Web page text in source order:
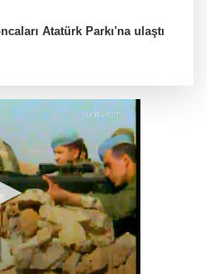
Atatürk Parkı'na ulaştı
Âşık Seyrani Kültür ve
büyüledi
kalbi Keçiören’de attı